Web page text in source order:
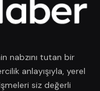
nabzını tutan bir
anlayışıyla, yerel
siz değerli